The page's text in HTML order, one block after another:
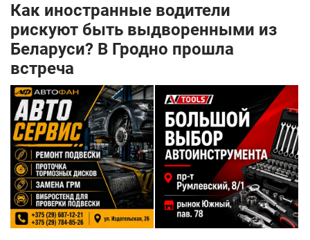
Как иностранные водители
рискуют быть выдворенными из
Беларуси? В Гродно прошла
встреча